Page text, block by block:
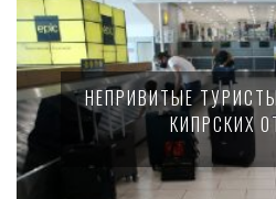
НЕПРИВИТЫЕ
КИПРСКИХ